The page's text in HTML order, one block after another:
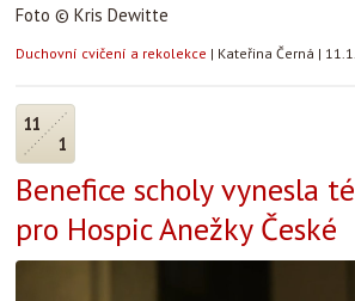
Foto © Kris Dewitte
Duchovní cvičení a rekolekce | Kateřina Černá |
11
1
Benefice scholy vynesla
pro Hospic Anežky České